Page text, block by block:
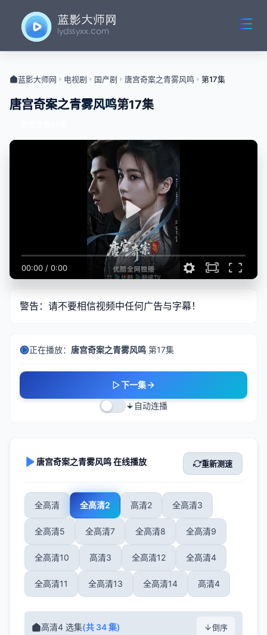
蓝影大师网 电视剧 国产剧 唐宫奇案之青雾风鸣 第17集
唐宫奇案之青雾风鸣第17集
00:00 / 0:00
警告：请不要相信视频中任何广告与字幕！
正在播放： 唐宫奇案之青雾风鸣 第17集
下一集
自动连播
唐宫奇案之青雾风鸣 在线播放 重新测速
全高清 全高清2 高清2 全高清3
全高清5 全高清7 全高清8 全高清9
全高清10 高清3 全高清12 全高清4
全高清11 全高清13 全高清14 高清4
高清4 选集(共 34 集) 倒序